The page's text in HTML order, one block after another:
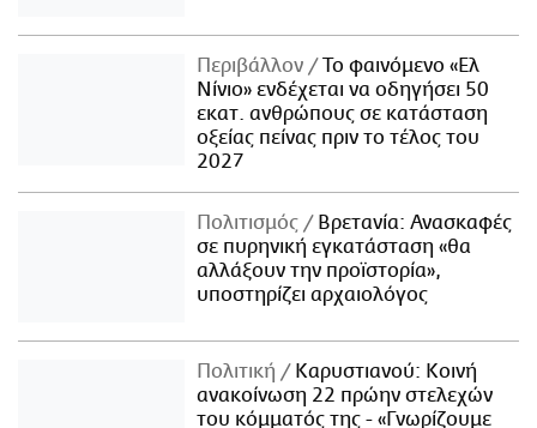
Περιβάλλον
Το φαινόμενο «Ελ
Νίνιο» ενδέχεται να οδηγήσει 50
εκατ. ανθρώπους σε κατάσταση
οξείας πείνας πριν το τέλος του
2027
Πολιτισμός
Βρετανία: Ανασκαφές
σε πυρηνική εγκατάσταση «θα
αλλάξουν την προϊστορία»,
υποστηρίζει αρχαιολόγος
Πολιτική
Καρυστιανού: Κοινή
ανακοίνωση 22 πρώην στελεχών
του κόμματός της - «Γνωρίζουμε